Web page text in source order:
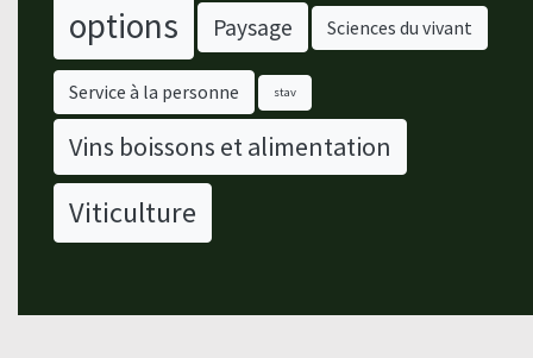
options
Paysage Sciences du vivant
Service à la personne stav
Vins boissons et alimentation
Viticulture